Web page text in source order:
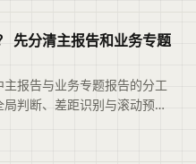
先分清主报告和业务专题
报告与业务专题报告的分工
判断、差距识别与滚动预
，推动报告从现象描述转向